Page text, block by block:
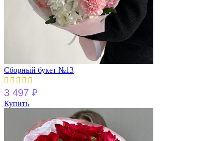
Сборный букет №13
3 497 ₽
Купить